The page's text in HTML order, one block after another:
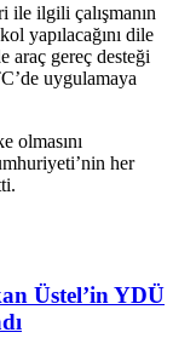
ile ilgili çalışmanın
yapılacağını dile
gereç desteği
uygulamaya
olmasını
her
Üstel’in YDÜ